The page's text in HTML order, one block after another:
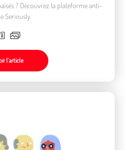
? Découvrez la plateforme anti-
Seriously.
l’article